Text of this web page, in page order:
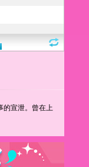
的宣泄。曾在上